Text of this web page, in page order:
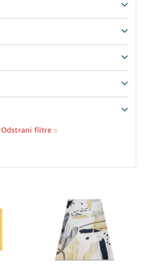
Odstrani filtre